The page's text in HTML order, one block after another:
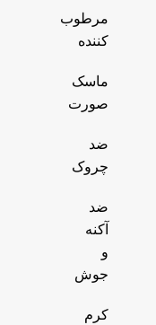
مرطوب
کننده
ماسک
صورت
ضد
چروک
ضد
آکنه
و
جوش
کرم